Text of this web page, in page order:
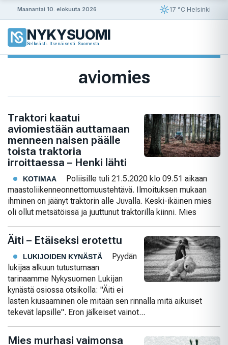
Maanantai 10. elokuuta 2026 17 °C Helsinki
NYKYSUOMI
Selkeästi. Itsenäisesti. Suomesta.
aviomies
Traktori kaatui
aviomiestään auttamaan
menneen naisen päälle
toista traktoria
irroittaessa – Henki lähti
KOTIMAA
Poliisille tuli 21.5.2020 klo 09.51 aikaan
maastoliikenneonnettomuustehtävä. Ilmoituksen mukaan
ihminen on jäänyt traktorin alle Juvalla. Keski-ikäinen mies
oli ollut metsätöissä ja juuttunut traktorilla kiinni. Mies
Äiti – Etäiseksi erotettu
LUKIJOIDEN KYNÄSTÄ
Pyydän
lukijaa alkuun tutustumaan
tarinaamme Nykysuomen Lukijan
kynästä osiossa otsikolla: "Äiti ei
lasten kiusaaminen ole mitään sen rinnalla mitä aikuiset
tekevät lapsille". Eron jälkeiset vainot...
Mies murhasi vaimonsa